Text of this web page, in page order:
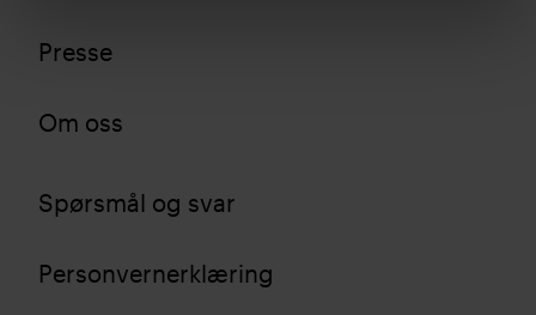
Presse
Om oss
Spørsmål og svar
Personvernerklæring